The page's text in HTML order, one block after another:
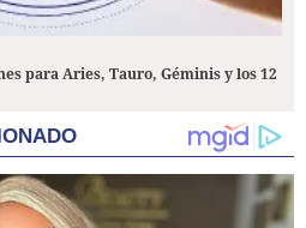
para Aries, Tauro, Géminis y los 12